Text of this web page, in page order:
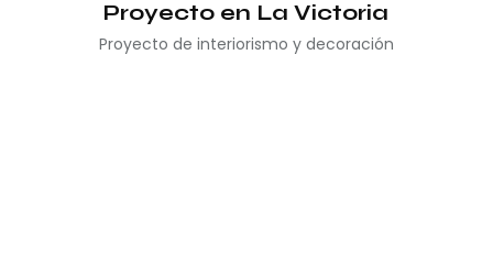
Proyecto en La Victoria
Proyecto de interiorismo y decoración